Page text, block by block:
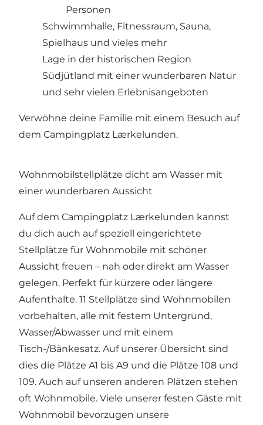
Personen
Schwimmhalle, Fitnessraum, Sauna,
Spielhaus und vieles mehr
Lage in der historischen Region
Südjütland mit einer wunderbaren Natur
und sehr vielen Erlebnisangeboten
Verwöhne deine Familie mit einem Besuch auf
dem Campingplatz Lærkelunden.
Wohnmobilstellplätze dicht am Wasser mit
einer wunderbaren Aussicht
Auf dem Campingplatz Lærkelunden kannst
du dich auch auf speziell eingerichtete
Stellplätze für Wohnmobile mit schöner
Aussicht freuen – nah oder direkt am Wasser
gelegen. Perfekt für kürzere oder längere
Aufenthalte. 11 Stellplätze sind Wohnmobilen
vorbehalten, alle mit festem Untergrund,
Wasser/Abwasser und mit einem
Tisch-/Bänkesatz. Auf unserer Übersicht sind
dies die Plätze A1 bis A9 und die Plätze 108 und
109. Auch auf unseren anderen Plätzen stehen
oft Wohnmobile. Viele unserer festen Gäste mit
Wohnmobil bevorzugen unsere